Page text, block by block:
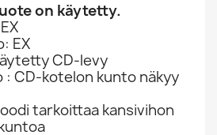
on käytetty.
EX
CD-levy
CD-kotelon kunto näkyy
tarkoittaa kansivihon